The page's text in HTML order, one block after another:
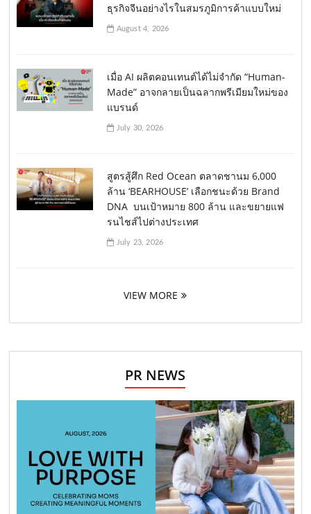
ธุรกิจจีนอย่างไรในสมรภูมิการค้าแบบใหม่
August 4, 2026
เมื่อ AI ผลิตคอนเทนต์ได้ไม่จำกัด “Human-
Made” อาจกลายเป็นฉลากพรีเมียมใหม่ของ
แบรนด์
July 30, 2026
สูตรสู้ศึก Red Ocean ตลาดชานม 6,000
ล้าน ‘BEARHOUSE’ เลือกชนะด้วย Brand
DNA บนเป้าหมาย 800 ล้าน และขยายแฟ
รนไชส์ไปต่างประเทศ
July 23, 2026
VIEW MORE
PR NEWS